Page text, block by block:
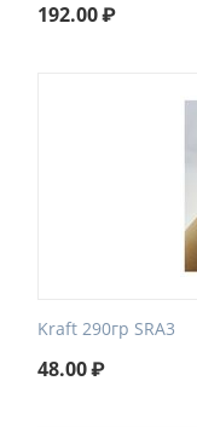
192.00₽
Kraft 290гр SRA3
48.00₽